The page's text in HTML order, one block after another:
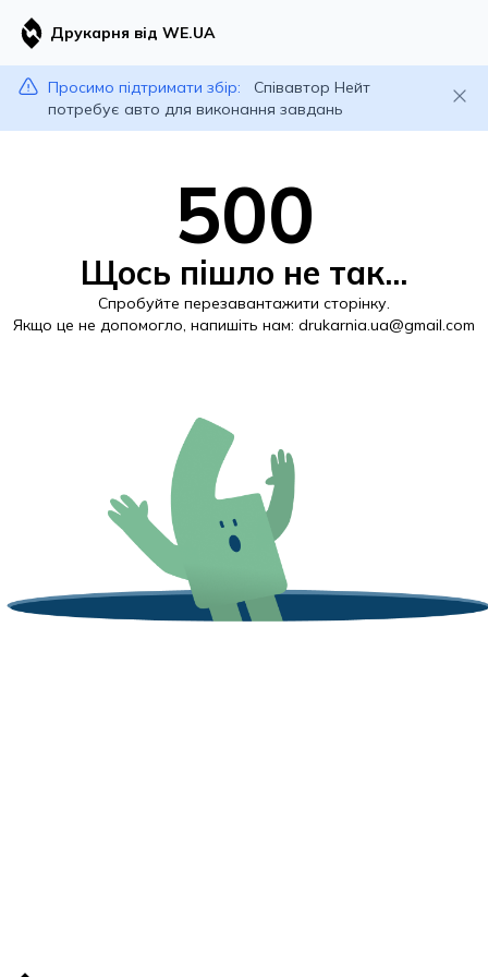
Друкарня від WE.UA
Просимо підтримати збір:
Співавтор Нейт
потребує авто для виконання завдань
500
Щось пішло не так...
Спробуйте перезавантажити сторінку.
Якщо це не допомогло, напишіть нам: drukarnia.ua@gmail.com